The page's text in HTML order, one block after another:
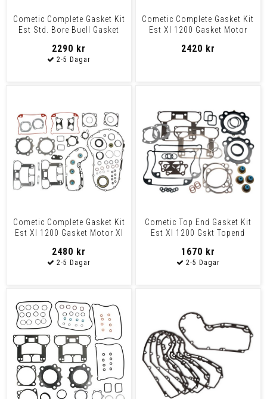
Cometic Complete Gasket Kit
Est Std. Bore Buell Gasket
2290 kr
Cometic Complete Gasket Kit
Est Xl 1200 Gasket Motor
2420 kr
Cometic Complete Gasket Kit
Est Xl 1200 Gasket Motor Xl
2480 kr
Cometic Top End Gasket Kit
Est Xl 1200 Gskt Topend
1670 kr